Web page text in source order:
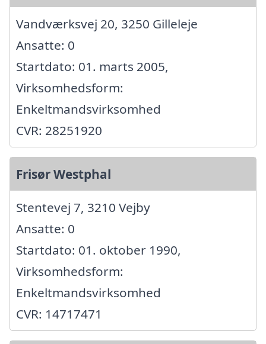
Vandværksvej 20, 3250 Gilleleje
Ansatte: 0
Startdato: 01. marts 2005,
Virksomhedsform:
Enkeltmandsvirksomhed
CVR: 28251920
Frisør Westphal
Stentevej 7, 3210 Vejby
Ansatte: 0
Startdato: 01. oktober 1990,
Virksomhedsform:
Enkeltmandsvirksomhed
CVR: 14717471